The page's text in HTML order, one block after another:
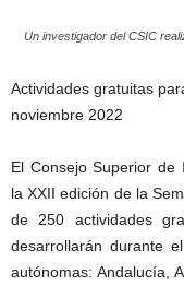
Un investigador del CSIC
Actividades gratuitas
noviembre 2022
El Consejo Superior de
la XXII edición de la
de 250 actividades
desarrollarán durante
autónomas: Andalucía,